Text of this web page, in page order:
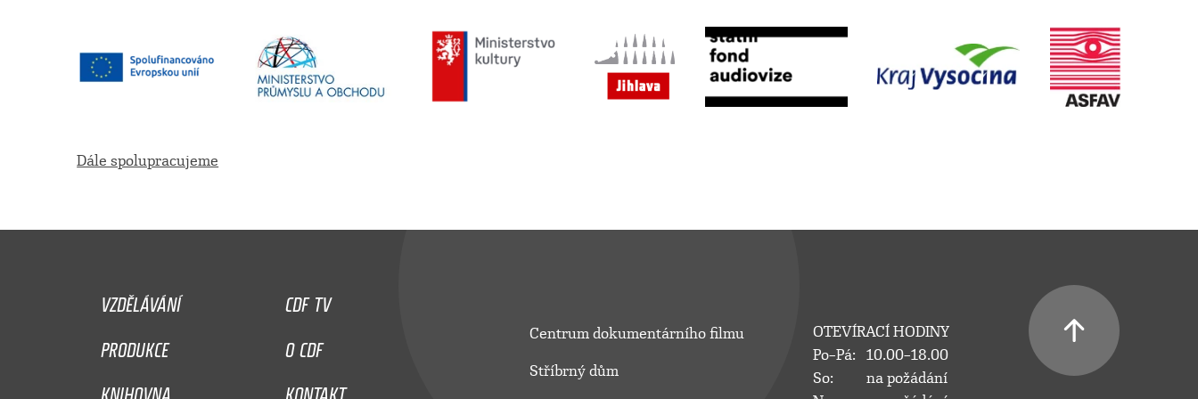
Dále spolupracujeme
VZDĚLÁVÁNÍ
CDF TV
PRODUKCE
O CDF
KNIHOVNA
KONTAKT
Centrum dokumentárního filmu
Stříbrný dům
OTEVÍRACÍ HODINY
Po–Pá:
10.00–18.00
So:
na požádání